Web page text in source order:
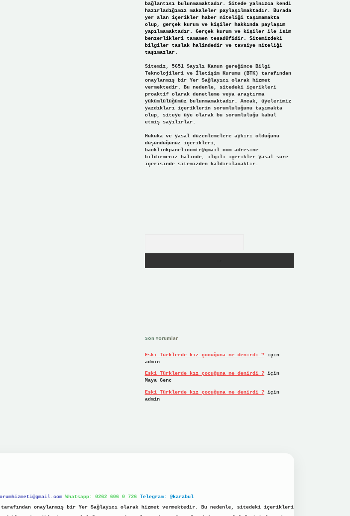
bağlantısı bulunmamaktadır. Sitede yalnızca kendi
hazırladığımız makaleler paylaşılmaktadır. Burada
yer alan içerikler haber niteliği taşımamakta
olup, gerçek kurum ve kişiler hakkında paylaşım
yapılmamaktadır. Gerçek kurum ve kişiler ile isim
benzerlikleri tamamen tesadüfidir. Sitemizdeki
bilgiler taslak halindedir ve tavsiye niteliği
taşımazlar.
Sitemiz, 5651 Sayılı Kanun gereğince Bilgi
Teknolojileri ve İletişim Kurumu (BTK) tarafından
onaylanmış bir Yer Sağlayıcı olarak hizmet
vermektedir. Bu nedenle, sitedeki içerikleri
proaktif olarak denetleme veya araştırma
yükümlülüğümüz bulunmamaktadır. Ancak, üyelerimiz
yazdıkları içeriklerin sorumluluğunu taşımakta
olup, siteye üye olarak bu sorumluluğu kabul
etmiş sayılırlar.
Hukuka ve yasal düzenlemelere aykırı olduğunu
düşündüğünüz içerikleri,
backlinkpanelicomtr@gmail.comadresine
bildirmeniz halinde, ilgili içerikler yasal süre
içerisinde sitemizden kaldırılacaktır.
Son Yorumlar
Eski Türklerde kız çocuğuna ne denirdi ?için
admin
Eski Türklerde kız çocuğuna ne denirdi ?için
Maya Genc
Eski Türklerde kız çocuğuna ne denirdi ?için
admin
Whatsapp: 0262 606 0 726
Telegram: @karabul
onaylanmış bir Yer Sağlayıcı olarak hizmet vermektedir. Bu nedenle, sitedeki içerikleri